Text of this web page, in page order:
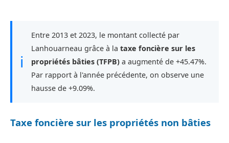
ℹ
Entre 2013 et 2023, le montant collecté par
Lanhouarneau grâce à la taxe foncière sur les
propriétés bâties (TFPB) a augmenté de +45.47%.
Par rapport à l'année précédente, on observe une
hausse de +9.09%.
Taxe foncière sur les propriétés non bâties